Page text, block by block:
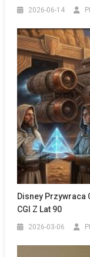
2026-06-14
Disney Przywraca
CGI Z Lat 90
2026-03-06